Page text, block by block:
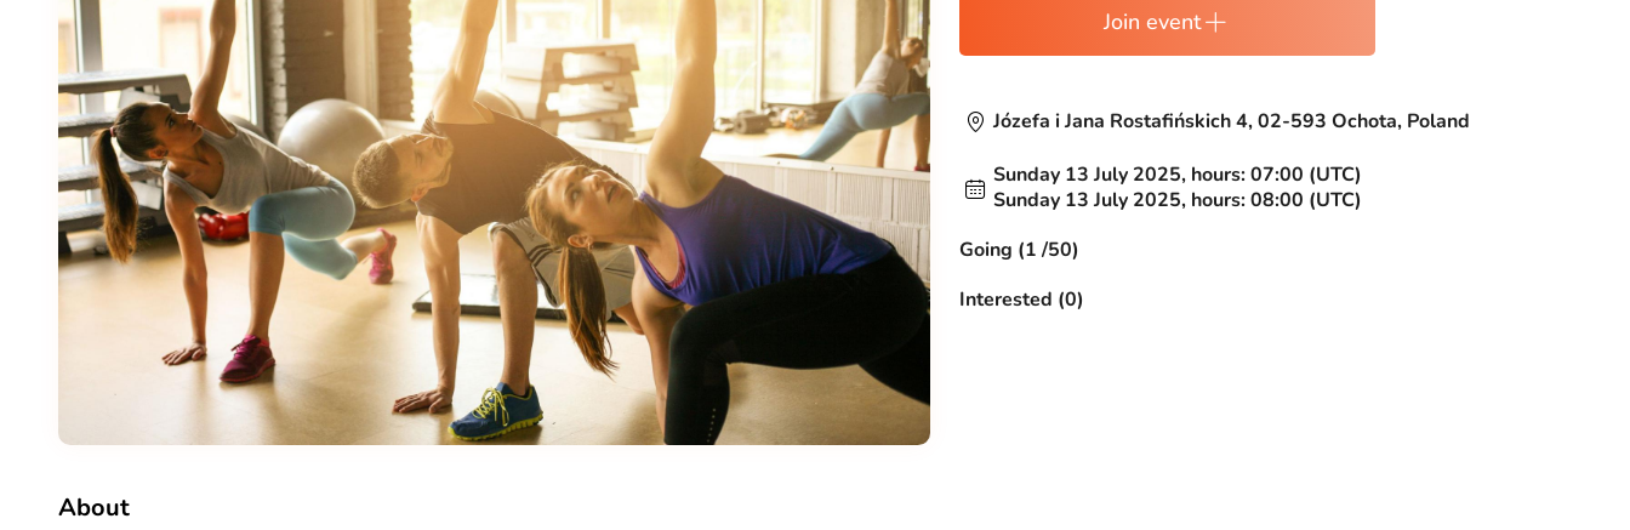
Join event
Józefa i Jana Rostafińskich 4, 02-593 Ochota, Poland
Sunday 13 July 2025, hours: 07:00 (UTC)
Sunday 13 July 2025, hours: 08:00 (UTC)
Going (1 /50)
Interested (0)
About